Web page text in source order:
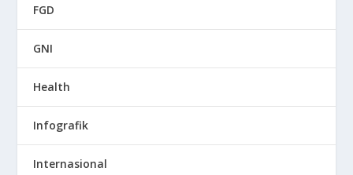
FGD
GNI
Health
Infografik
Internasional